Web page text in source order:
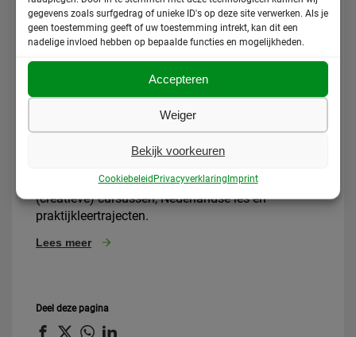
gegevens zoals surfgedrag of unieke ID's op deze site verwerken. Als je
geen toestemming geeft of uw toestemming intrekt, kan dit een
nadelige invloed hebben op bepaalde functies en mogelijkheden.
Accepteren
Weiger
Bekijk voorkeuren
CookiebeleidPrivacyverklaringImprint
tot basisvoorzieningen, zoals medische zorg,
tijdelijke opvang (indien mogelijk) en activiteiten.
Lees meer
Activiteiten
Iedereen heeft recht op onderwijs en moet de kans
krijgen om zijn talenten te ontwikkelen. Het ASKV
mensen zonder verblijfsvergunning, zoals
(creatieve) cursussen, Nederlandse les en
praktijkleertrajecten.
Lees meer
Deel deze pagina